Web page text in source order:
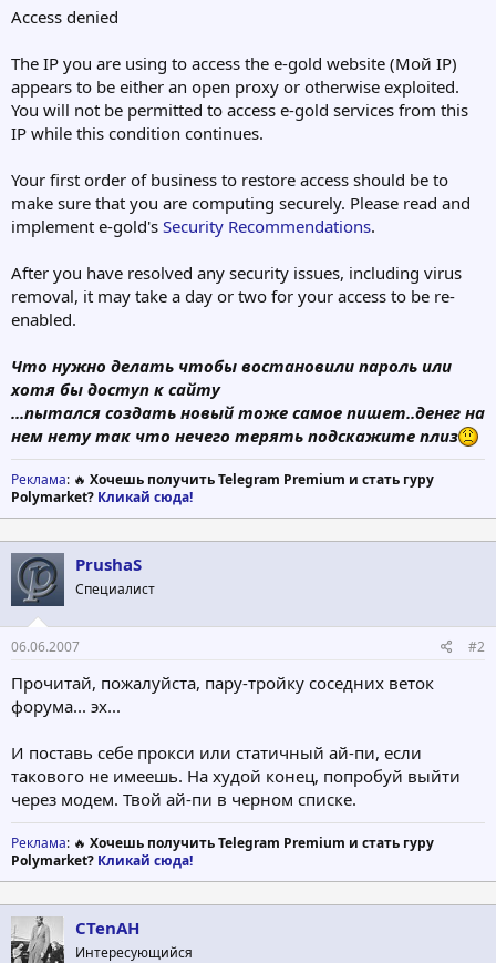
Access denied
The IP you are using to access the e-gold website (Мой IP)
appears to be either an open proxy or otherwise exploited.
You will not be permitted to access e-gold services from this
IP while this condition continues.
Your first order of business to restore access should be to
make sure that you are computing securely. Please read and
implement e-gold's Security Recommendations.
After you have resolved any security issues, including virus
removal, it may take a day or two for your access to be re-
enabled.
Что нужно делать чтобы востановили пароль или
хотя бы доступ к сайту
...пытался создать новый тоже самое пишет..денег на
нем нету так что нечего терять подскажите плиз
Реклама: 🔥 Хочешь получить Telegram Premium и стать гуру
Polymarket? Кликай сюда!
PrushaS
Специалист
06.06.2007 #2
Прочитай, пожалуйста, пару-тройку соседних веток
форума... эх...
И поставь себе прокси или статичный ай-пи, если
такового не имеешь. На худой конец, попробуй выйти
через модем. Твой ай-пи в черном списке.
Реклама: 🔥 Хочешь получить Telegram Premium и стать гуру
Polymarket? Кликай сюда!
CTenAH
Интересующийся